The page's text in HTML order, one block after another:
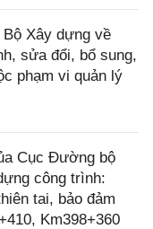
Xây dựng về
sửa đổi, bổ sung,
phạm vi quản lý
Cục Đường bộ
công trình:
tai, bảo đảm
Km398+360